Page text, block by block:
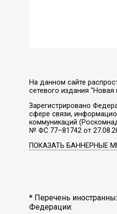
На данном сайте
сетевого издания "Новая
Зарегистрировано
сфере связи,
коммуникаций
№ ФС 77–81742 от
ПОКАЗАТЬ БАННЕРНЫЕ
* Перечень
Федерации: